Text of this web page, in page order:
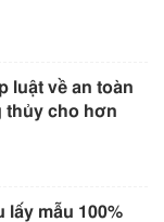
luật về an toàn
thủy cho hơn
lấy mẫu 100%